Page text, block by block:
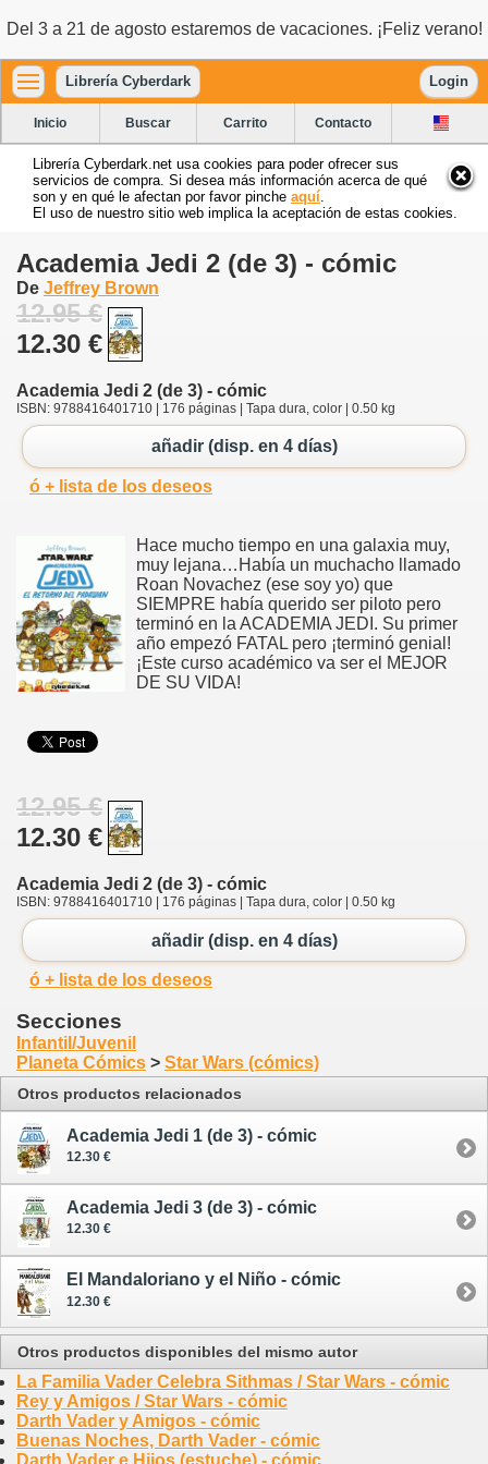
Del 3 a 21 de agosto estaremos de vacaciones. ¡Feliz verano!
Librería Cyberdark Login
Inicio Buscar Carrito Contacto
Librería Cyberdark.net usa cookies para poder ofrecer sus
servicios de compra. Si desea más información acerca de qué
son y en qué le afectan por favor pinche aquí
El uso de nuestro sitio web implica la aceptación de estas cookies.
Academia Jedi 2 (de 3) - cómic
De Jeffrey Brown
12.95 €
12.30 €
Academia Jedi 2 (de 3) - cómic
ISBN: 9788416401710 | 176 páginas | Tapa dura, color | 0.50 kg
añadir (disp. en 4 días)
ó + lista de los deseos
Hace mucho tiempo en una galaxia muy,
muy lejana…Había un muchacho llamado
Roan Novachez (ese soy yo) que
SIEMPRE había querido ser piloto pero
terminó en la ACADEMIA JEDI. Su primer
año empezó FATAL pero ¡terminó genial!
¡Este curso académico va ser el MEJOR
DE SU VIDA!
12.95 €
12.30 €
Academia Jedi 2 (de 3) - cómic
ISBN: 9788416401710 | 176 páginas | Tapa dura, color | 0.50 kg
añadir (disp. en 4 días)
ó + lista de los deseos
Secciones
Infantil/Juvenil
Planeta Cómics > Star Wars (cómics)
Otros productos relacionados
Academia Jedi 1 (de 3) - cómic
12.30 €
Academia Jedi 3 (de 3) - cómic
12.30 €
El Mandaloriano y el Niño - cómic
12.30 €
Otros productos disponibles del mismo autor
La Familia Vader Celebra Sithmas / Star Wars - cómic
Rey y Amigos / Star Wars - cómic
Darth Vader y Amigos - cómic
Buenas Noches, Darth Vader - cómic
Darth Vader e Hijos (estuche) - cómic